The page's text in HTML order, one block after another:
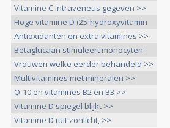
Vitamine C intraveneus gegeven >>
Hoge vitamine D (25-hydroxyvitamin
>>
Antioxidanten en extra vitamines >>
Betaglucaan stimuleert monocyten
>>
Vrouwen welke eerder behandeld >>
Multivitamines met mineralen >>
Q-10 en vitamines B2 en B3 >>
Vitamine D spiegel blijkt >>
Vitamine D (uit zonlicht, >>